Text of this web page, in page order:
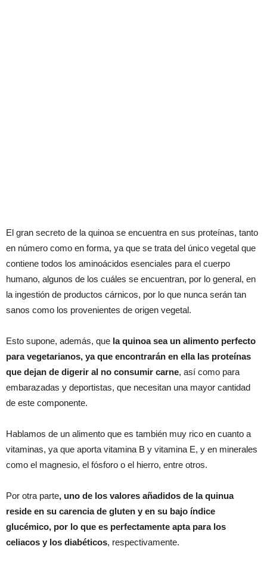
El gran secreto de la quinoa se encuentra en sus proteínas, tanto
en número como en forma, ya que se trata del único vegetal que
contiene todos los aminoácidos esenciales para el cuerpo
humano, algunos de los cuáles se encuentran, por lo general, en
la ingestión de productos cárnicos, por lo que nunca serán tan
sanos como los provenientes de origen vegetal.
Esto supone, además, que la quinoa sea un alimento perfecto
para vegetarianos, ya que encontrarán en ella las proteínas
que dejan de digerir al no consumir carne, así como para
embarazadas y deportistas, que necesitan una mayor cantidad
de este componente.
Hablamos de un alimento que es también muy rico en cuanto a
vitaminas, ya que aporta vitamina B y vitamina E, y en minerales
como el magnesio, el fósforo o el hierro, entre otros.
Por otra parte, uno de los valores añadidos de la quinua
reside en su carencia de gluten y en su bajo índice
glucémico, por lo que es perfectamente apta para los
celiacos y los diabéticos, respectivamente.